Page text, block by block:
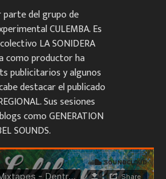
del grupo de
CULEMBA. Es
LA SONIDERA
como productor ha
publicitarios y algunos
destacar el publicado
Sus sesiones
como GENERATION
SOUNDS.